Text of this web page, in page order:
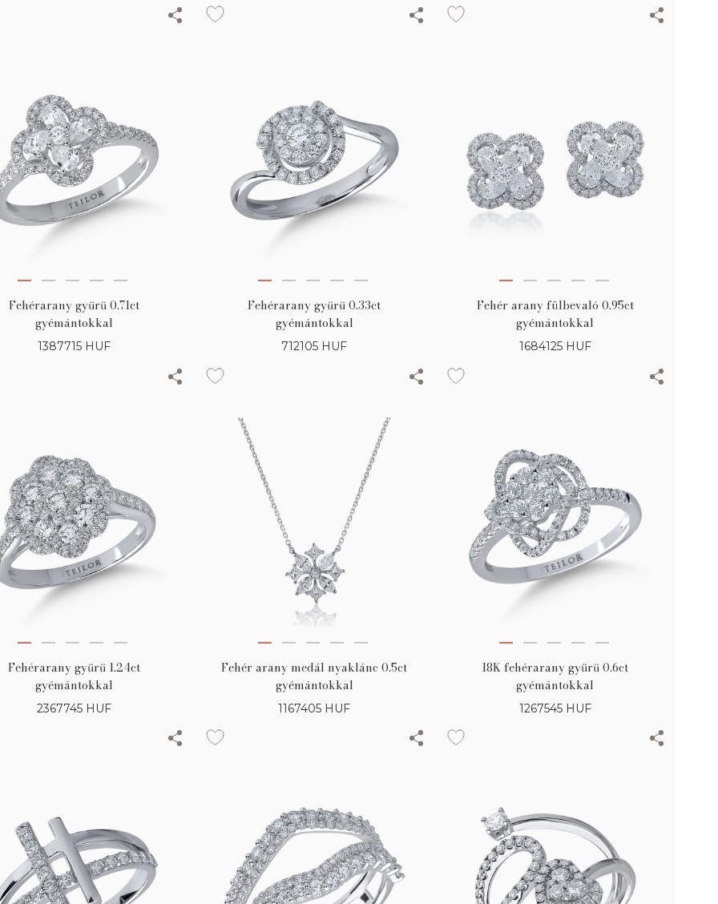
Fehérarany gyűrű 0.71ct
gyémántokkal
1387715 HUF
Fehérarany gyűrű 0.33ct
gyémántokkal
712105 HUF
Fehér arany fülbevaló 0.95ct
gyémántokkal
1684125 HUF
Fehérarany gyűrű 1.24ct
gyémántokkal
2367745 HUF
Fehér arany medál nyaklánc 0.5ct
gyémántokkal
1167405 HUF
18K fehérarany gyűrű 0.6ct
gyémántokkal
1267545 HUF